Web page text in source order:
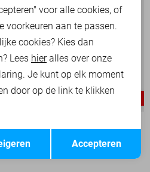
63,00
Opslaan
voor alle cookies, of
voorkeuren aan te passen.
cookies? Kies dan
Lees hieralles over onze
Je kunt op elk moment
door op de link te klikken
Accepteren